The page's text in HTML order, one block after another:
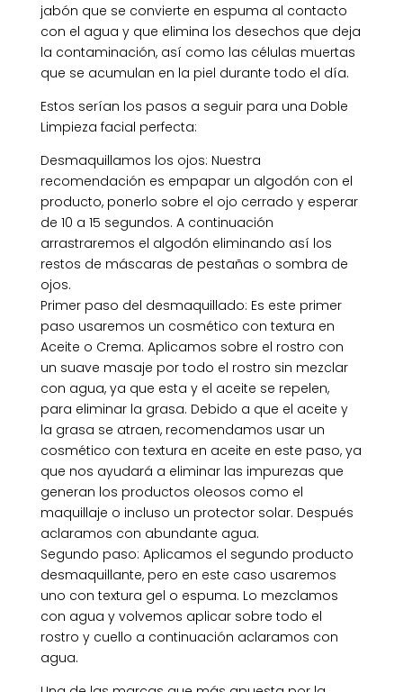
jabón que se convierte en espuma al contacto
con el agua y que elimina los desechos que deja
la contaminación, así como las células muertas
que se acumulan en la piel durante todo el día.
Estos serían los pasos a seguir para una Doble
Limpieza facial perfecta:
Desmaquillamos los ojos: Nuestra
recomendación es empapar un algodón con el
producto, ponerlo sobre el ojo cerrado y esperar
de 10 a 15 segundos. A continuación
arrastraremos el algodón eliminando así los
restos de máscaras de pestañas o sombra de
ojos.
Primer paso del desmaquillado: Es este primer
paso usaremos un cosmético con textura en
Aceite o Crema. Aplicamos sobre el rostro con
un suave masaje por todo el rostro sin mezclar
con agua, ya que esta y el aceite se repelen,
para eliminar la grasa. Debido a que el aceite y
la grasa se atraen, recomendamos usar un
cosmético con textura en aceite en este paso, ya
que nos ayudará a eliminar las impurezas que
generan los productos oleosos como el
maquillaje o incluso un protector solar. Después
aclaramos con abundante agua.
Segundo paso: Aplicamos el segundo producto
desmaquillante, pero en este caso usaremos
uno con textura gel o espuma. Lo mezclamos
con agua y volvemos aplicar sobre todo el
rostro y cuello a continuación aclaramos con
agua.